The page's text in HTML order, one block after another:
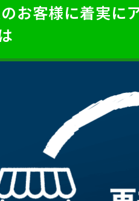
お客様に着実に